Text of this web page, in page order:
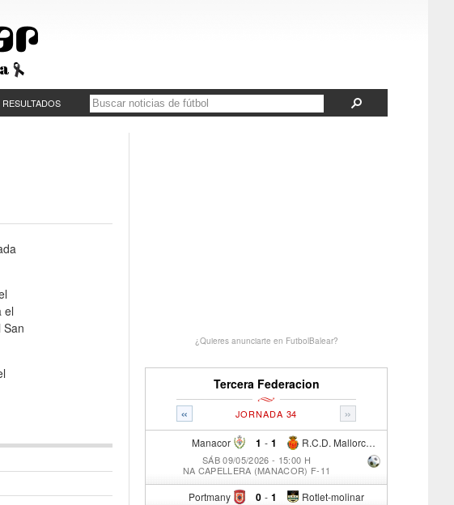
RESULTADOS
el
San
¿Quieres anunciarte en FutbolBalear?
Tercera Federacion
« »
JORNADA 34
Manacor 1 - R.C.D. Mallorca Sad "B"
1
SÁB 09/05/2026 - 15:00 H
NA CAPELLERA (MANACOR) F-11
Portmany 0 - Rotlet-molinar
1